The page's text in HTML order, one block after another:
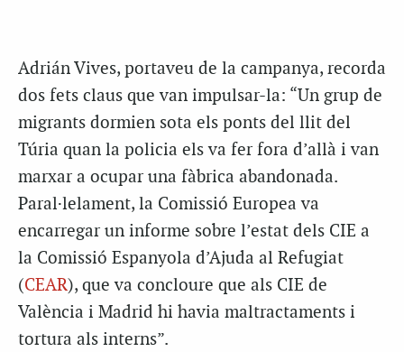
Adrián Vives, portaveu de la campanya, recorda
dos fets claus que van impulsar-la: “Un grup de
migrants dormien sota els ponts del llit del
Túria quan la policia els va fer fora d’allà i van
marxar a ocupar una fàbrica abandonada.
Paral·lelament, la Comissió Europea va
encarregar un informe sobre l’estat dels CIE a
la Comissió Espanyola d’Ajuda al Refugiat
(CEAR), que va concloure que als CIE de
València i Madrid hi havia maltractaments i
tortura als interns”.